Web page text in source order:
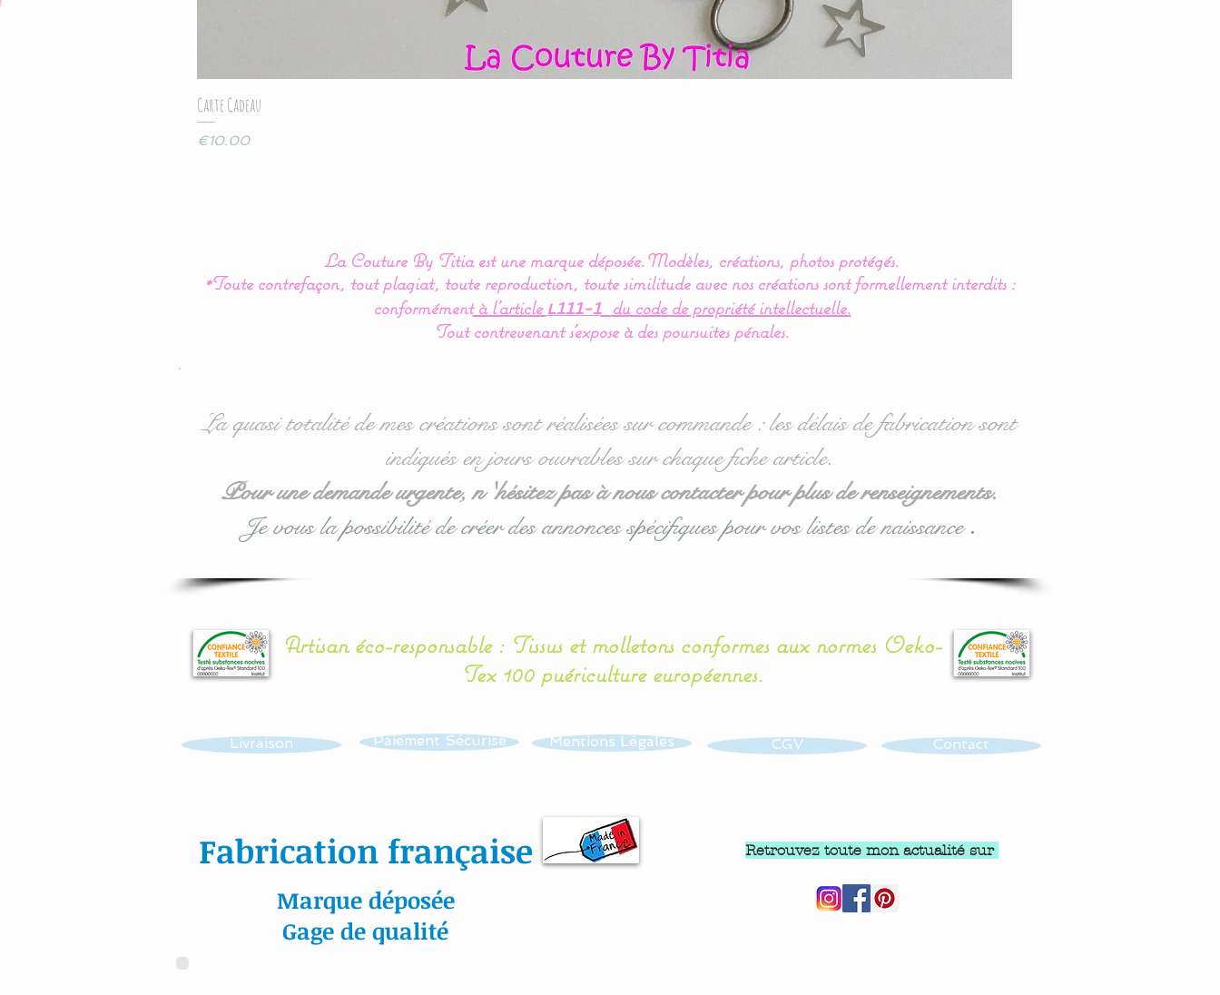
Carte Cadeau
Price
€10.00
La Couture By Titia est une marque déposée. Modèles, créations, photos protégés.
*Toute contrefaçon, tout plagiat, toute reproduction, toute similitude avec nos créations sont formellement interdits :
conformémentà l’article L111-1
du code de propriété intellectuelle.
Tout contrevenant s'expose à des poursuites pénales.
La quasi totalité de mes créations sont réalisées sur commande : les délais de fabrication sont
indiqués en jours ouvrables sur chaque fiche article.
Pour une demande urgente, n 'hésitez pas à nous contacter pour plus de renseignements.
Je vous la possibilité de créer des annonces spécifiques pour vos listes de naissance.
Artisan éco-responsable : Tissus et molletons conformes aux normes Oeko-
Tex 100 puériculture européennes.
Livraison Paiement Sécurisé Mentions Légales
Fabrication française
Marque déposée
Gage de qualité
CGV Contact
Retrouvez toute mon actualité sur